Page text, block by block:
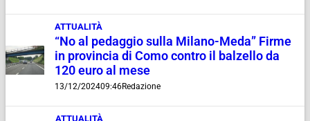
ATTUALITÀ
“No al pedaggio sulla Milano-Meda” Firme
in provincia di Como contro il balzello da
120 euro al mese
13/12/202409:46Redazione
ATTUALITÀ